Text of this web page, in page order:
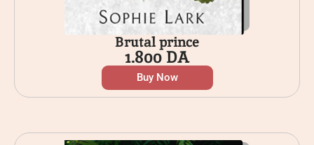
Brutal prince
1.800DA
Buy Now